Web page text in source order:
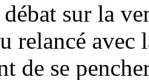
sur la
relancé
de se